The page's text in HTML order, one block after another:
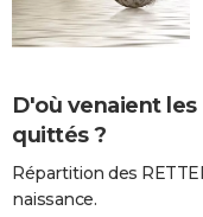
D'où venaient les
quittés ?
Répartition des
naissance.